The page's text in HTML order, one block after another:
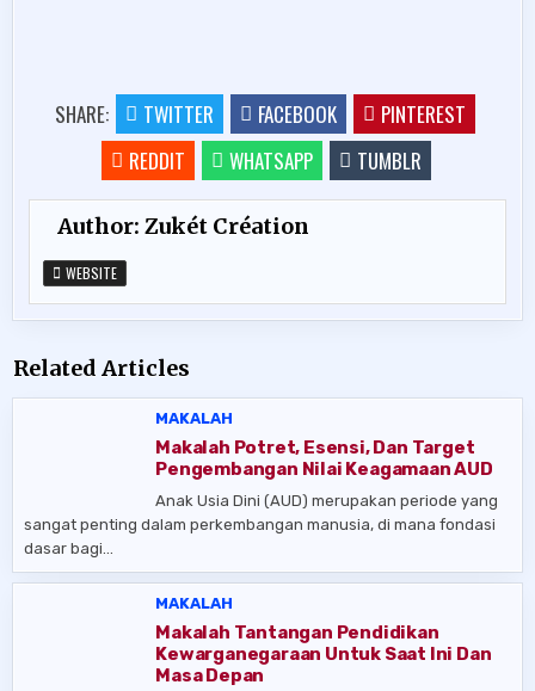
SHARE: TWITTER FACEBOOK
PINTEREST
REDDIT
WHATSAPP TUMBLR
Author:Zukét Création
WEBSITE
Related Articles
MAKALAH
Makalah Potret, Esensi, Dan Target
Pengembangan Nilai Keagamaan AUD
Anak Usia Dini (AUD) merupakan periode yang
sangat penting dalam perkembangan manusia, di mana fondasi
dasar bagi…
MAKALAH
Makalah Tantangan Pendidikan
Kewarganegaraan Untuk Saat Ini Dan
Masa Depan